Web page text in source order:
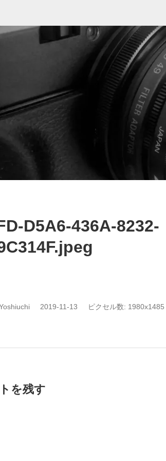
D5A6-436A-8232-
2019-11-13 ピクセル数: 1980x1485
を残す